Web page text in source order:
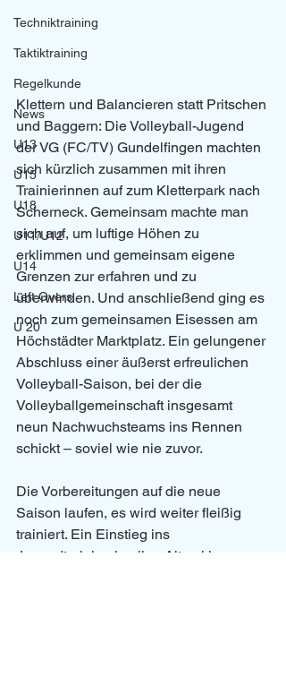
Techniktraining
Taktiktraining
Regelkunde
News
U13
U15
U18
U11/U12
U14
Left Overs
U 20
Klettern und Balancieren statt Pritschen
und Baggern: Die Volleyball-Jugend
der VG (FC/TV) Gundelfingen machten
sich kürzlich zusammen mit ihren
Trainierinnen auf zum Kletterpark nach
Scherneck. Gemeinsam machte man
sich auf, um luftige Höhen zu
erklimmen und gemeinsam eigene
Grenzen zur erfahren und zu
überwinden. Und anschließend ging es
noch zum gemeinsamen Eisessen am
Höchstädter Marktplatz. Ein gelungener
Abschluss einer äußerst erfreulichen
Volleyball-Saison, bei der die
Volleyballgemeinschaft insgesamt
neun Nachwuchsteams ins Rennen
schickt – soviel wie nie zuvor.
Die Vorbereitungen auf die neue
Saison laufen, es wird weiter fleißig
trainiert. Ein Einstieg ins
Jugendtraining in allen Altersklassen